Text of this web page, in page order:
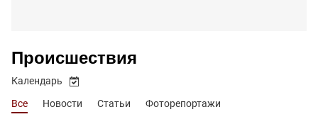
Происшествия
Все Новости Статьи Фоторепортажи
Календарь